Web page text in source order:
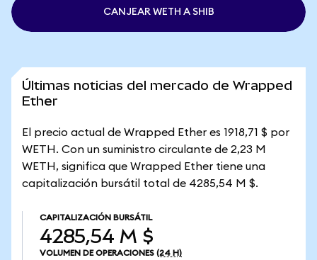
CANJEAR WETH A SHIB
Últimas noticias del mercado de Wrapped
Ether
El precio actual de Wrapped Ether es 1918,71 $ por
WETH. Con un suministro circulante de 2,23 M
WETH, significa que Wrapped Ether tiene una
capitalización bursátil total de 4285,54 M $.
CAPITALIZACIÓN BURSÁTIL
4285,54 M $
VOLUMEN DE OPERACIONES (24 H)